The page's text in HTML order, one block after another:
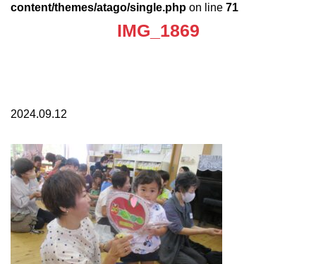
content/themes/atago/single.php on line 71
IMG_1869
2024.09.12